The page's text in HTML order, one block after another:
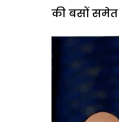
की बसों